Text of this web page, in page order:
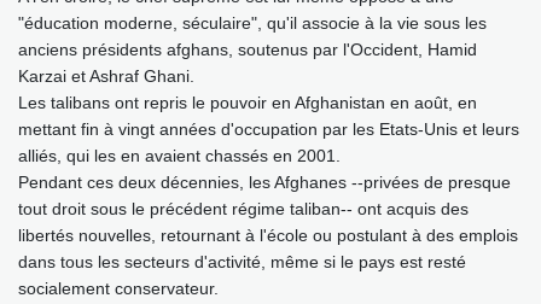
"éducation moderne, séculaire", qu'il associe à la vie sous les
anciens présidents afghans, soutenus par l'Occident, Hamid
Karzai et Ashraf Ghani.
Les talibans ont repris le pouvoir en Afghanistan en août, en
mettant fin à vingt années d'occupation par les Etats-Unis et leurs
alliés, qui les en avaient chassés en 2001.
Pendant ces deux décennies, les Afghanes --privées de presque
tout droit sous le précédent régime taliban-- ont acquis des
libertés nouvelles, retournant à l'école ou postulant à des emplois
dans tous les secteurs d'activité, même si le pays est resté
socialement conservateur.